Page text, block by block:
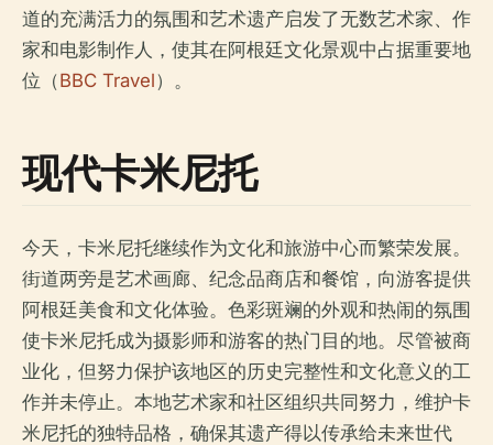
道的充满活力的氛围和艺术遗产启发了无数艺术家、作
家和电影制作人，使其在阿根廷文化景观中占据重要地
位（BBC Travel）。
现代卡米尼托
今天，卡米尼托继续作为文化和旅游中心而繁荣发展。
街道两旁是艺术画廊、纪念品商店和餐馆，向游客提供
阿根廷美食和文化体验。色彩斑斓的外观和热闹的氛围
使卡米尼托成为摄影师和游客的热门目的地。尽管被商
业化，但努力保护该地区的历史完整性和文化意义的工
作并未停止。本地艺术家和社区组织共同努力，维护卡
米尼托的独特品格，确保其遗产得以传承给未来世代